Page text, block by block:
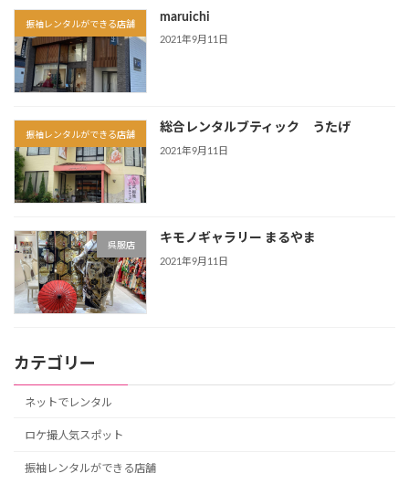
振袖レンタルができる店舗
maruichi
2021年9月11日
振袖レンタルができる店舗
総合レンタルブティック うたげ
2021年9月11日
呉服店
キモノギャラリー まるやま
2021年9月11日
カテゴリー
ネットでレンタル
ロケ撮人気スポット
振袖レンタルができる店舗